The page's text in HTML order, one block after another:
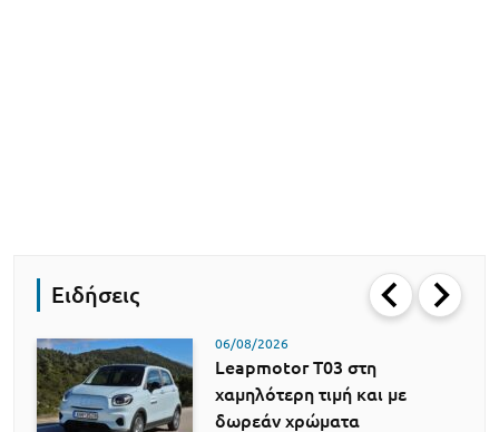
Ειδήσεις
06/08/2026
Leapmotor T03 στη
χαμηλότερη τιμή και με
δωρεάν χρώματα